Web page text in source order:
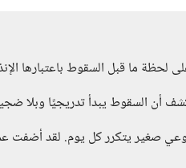
ما قبل السقوط باعتبارها
أن السقوط يبدأ تدريجيًا وبلا
وعي صغير يتكرر كل يوم. لقد أضفت